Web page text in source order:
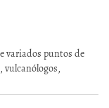
variados puntos de
vulcanólogos,